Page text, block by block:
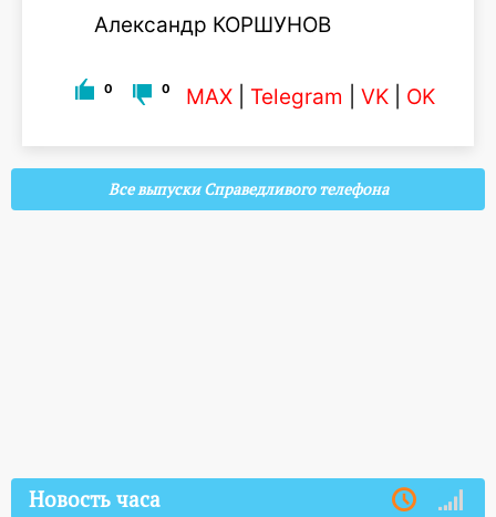
Александр КОРШУНОВ
0 0 MAX Telegram VK OK
Все выпуски Справедливого телефона
Новость часа